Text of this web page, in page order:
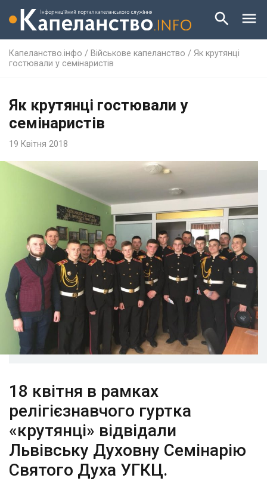
Капеланство.інфо / Військове капеланство / Як крутянці
гостювали у семінаристів
Як крутянці гостювали у
семінаристів
19 Квітня 2018
18 квітня в рамках
релігієзнавчого гуртка
«крутянці» відвідали
Львівську Духовну Семінарію
Святого Духа УГКЦ.